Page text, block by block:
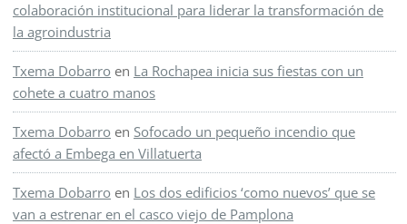
colaboración institucional para liderar la transformación de
la agroindustria
Txema Dobarro en La Rochapea inicia sus fiestas con un
cohete a cuatro manos
Txema Dobarro en Sofocado un pequeño incendio que
afectó a Embega en Villatuerta
Txema Dobarro en Los dos edificios ‘como nuevos’ que se
van a estrenar en el casco viejo de Pamplona